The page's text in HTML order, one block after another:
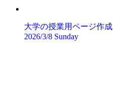
大学の授業用ページ作成
2026/3/8 Sunday